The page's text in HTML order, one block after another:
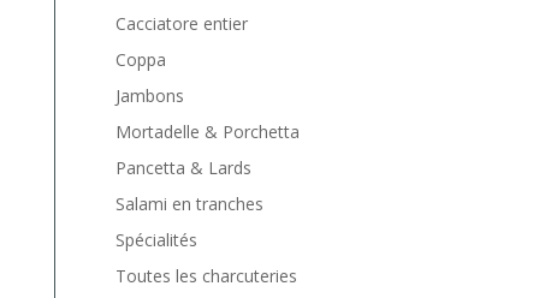
Cacciatore entier
Coppa
Jambons
Mortadelle & Porchetta
Pancetta & Lards
Salami en tranches
Spécialités
Toutes les charcuteries